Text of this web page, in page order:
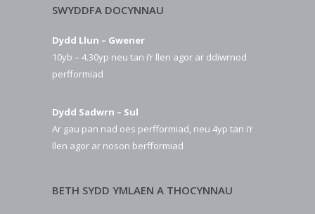
SWYDDFA DOCYNNAU
Dydd Llun – Gwener
10yb – 4.30yp neu tan i’r llen agor ar ddiwrnod
perfformiad
Dydd Sadwrn – Sul
Ar gau pan nad oes perfformiad, neu 4yp tan i’r
llen agor ar noson berfformiad
BETH SYDD YMLAEN A THOCYNNAU